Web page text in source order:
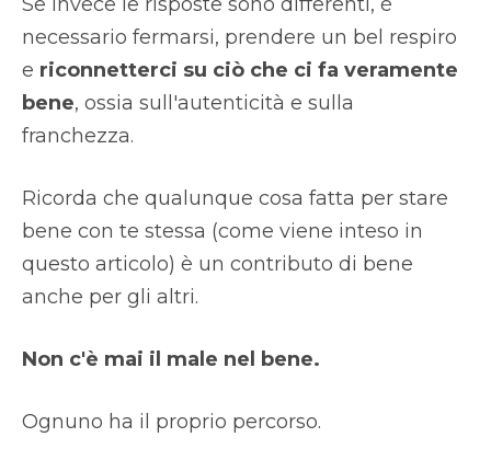
necessario fermarsi, prendere un bel respiro
e riconnetterci su ciò che ci fa veramente
bene, ossia sull'autenticità e sulla
franchezza.
Ricorda che qualunque cosa fatta per stare
bene con te stessa (come viene inteso in
questo articolo) è un contributo di bene
anche per gli altri.
Non c'è mai il male nel bene.
Ognuno ha il proprio percorso.